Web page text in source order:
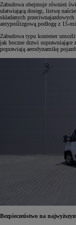
Zabudowa obejmuje również
ułatwiającą dostęp, listwę
składanych
antypoślizgową podłogę z 15-
Zabudowa typu kontener
jak boczne drzwi usprawniające
poprawiają aerodynamikę
Bezpieczeństwo na